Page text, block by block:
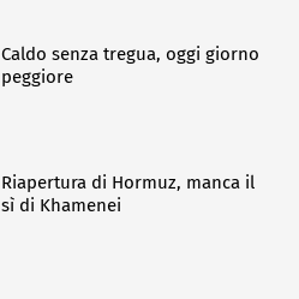
Caldo senza tregua, oggi giorno
peggiore
Riapertura di Hormuz, manca il
sì di Khamenei